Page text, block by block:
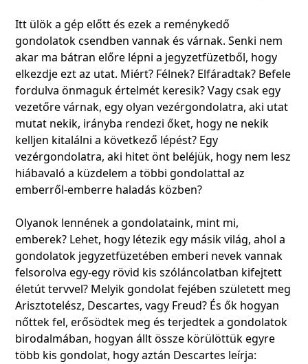
Itt ülök a gép előtt és ezek a reménykedő
gondolatok csendben vannak és várnak. Senki nem
akar ma bátran előre lépni a jegyzetfüzetből, hogy
elkezdje ezt az utat. Miért? Félnek? Elfáradtak? Befele
fordulva önmaguk értelmét keresik? Vagy csak egy
vezetőre várnak, egy olyan vezérgondolatra, aki utat
mutat nekik, irányba rendezi őket, hogy ne nekik
kelljen kitalálni a következő lépést? Egy
vezérgondolatra, aki hitet önt beléjük, hogy nem lesz
hiábavaló a küzdelem a többi gondolattal az
emberről-emberre haladás közben?
Olyanok lennének a gondolataink, mint mi,
emberek? Lehet, hogy létezik egy másik világ, ahol a
gondolatok jegyzetfüzetében emberi nevek vannak
felsorolva egy-egy rövid kis szóláncolatban kifejtett
életút tervvel? Melyik gondolat fejében született meg
Arisztotelész, Descartes, vagy Freud? És ők hogyan
nőttek fel, erősödtek meg és terjedtek a gondolatok
birodalmában, hogyan állt össze körülöttük egyre
több kis gondolat, hogy aztán Descartes leírja: